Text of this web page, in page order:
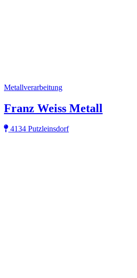
Metallverarbeitung
Franz Weiss Metall
4134 Putzleinsdorf